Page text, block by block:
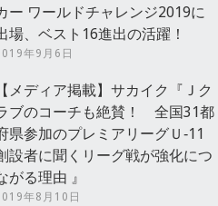
ー ワールドチャレンジ2019に
場、ベスト16進出の活躍！
年9月6日
メディア掲載】サカイク『Ｊク
ブのコーチも絶賛！ 全国31都
県参加のプレミアリーグＵ‐11
設者に聞くリーグ戦が強化につ
がる理由 』
年8月10日